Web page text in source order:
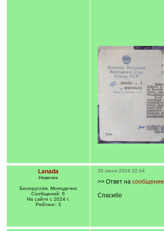
Lanada
Новичок
Белоруссия, Молодечно
Сообщений: 6
На сайте с 2024 г.
Рейтинг: 3
20 июня 2024 22:04
>> Ответ на сообщение
Спасибо